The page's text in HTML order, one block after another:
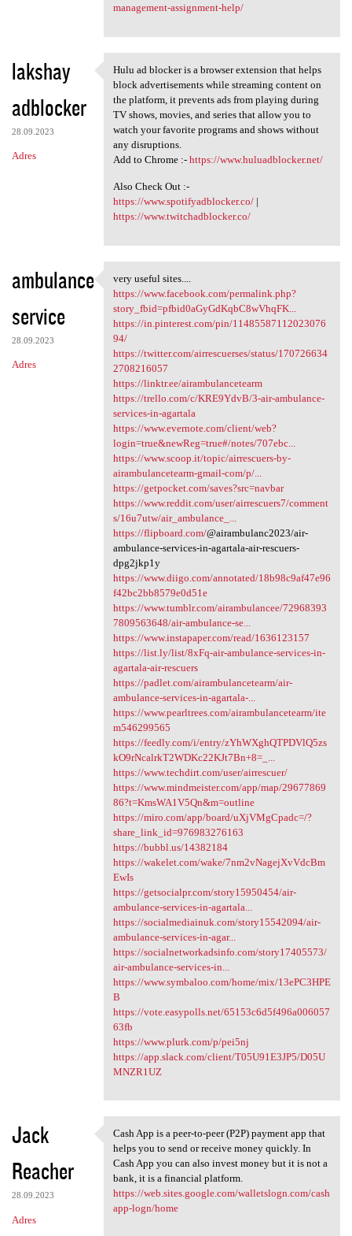
management-assignment-help/
lakshay
adblocker
28.09.2023
Adres
Hulu ad blocker is a browser
Hulu ad blocker is a browser extension that helps
block advertisements while streaming content on
the platform, it prevents ads from playing during
TV shows, movies, and series that allow you to
watch your favorite programs and shows without
any disruptions.
Add to Chrome :- https://www.huluadblocker.net/
Also Check Out :-
https://www.spotifyadblocker.co/|
https://www.twitchadblocker.co/
ambulance
service
28.09.2023
Adres
very useful sites....
very useful sites....
https://www.facebook.com/permalink.php?
story_fbid=pfbid0aGyGdKqbC8wVhqFK...
https://in.pinterest.com/pin/11485587112023076
94/
https://twitter.com/airrescuerses/status/170726634
2708216057
https://linktr.ee/airambulancetearm
https://trello.com/c/KRE9YdvB/3-air-ambulance-
services-in-agartala
https://www.evernote.com/client/web?
login=true&newReg=true#/notes/707ebc...
https://www.scoop.it/topic/airrescuers-by-
airambulancetearm-gmail-com/p/...
https://getpocket.com/saves?src=navbar
https://www.reddit.com/user/airrescuers7/comment
s/16u7utw/air_ambulance_...
https://flipboard.com/@airambulanc2023/air-
ambulance-services-in-agartala-air-rescuers-
dpg2jkp1y
https://www.diigo.com/annotated/18b98c9af47e96
f42bc2bb8579e0d51e
https://www.tumblr.com/airambulancee/72968393
7809563648/air-ambulance-se...
https://www.instapaper.com/read/1636123157
https://list.ly/list/8xFq-air-ambulance-services-in-
agartala-air-rescuers
https://padlet.com/airambulancetearm/air-
ambulance-services-in-agartala-...
https://www.pearltrees.com/airambulancetearm/ite
m546299565
https://feedly.com/i/entry/zYhWXghQTPDVlQ5zs
kO9rNcalrkT2WDKc22KJt7Bn+8=_...
https://www.techdirt.com/user/airrescuer/
https://www.mindmeister.com/app/map/29677869
86?t=KmsWA1V5Qn&m=outline
https://miro.com/app/board/uXjVMgCpadc=/?
share_link_id=976983276163
https://bubbl.us/14382184
https://wakelet.com/wake/7nm2vNagejXvVdcBm
EwIs
https://getsocialpr.com/story15950454/air-
ambulance-services-in-agartala...
https://socialmediainuk.com/story15542094/air-
ambulance-services-in-agar...
https://socialnetworkadsinfo.com/story17405573/
air-ambulance-services-in...
https://www.symbaloo.com/home/mix/13ePC3HPE
B
https://vote.easypolls.net/65153c6d5f496a006057
63fb
https://www.plurk.com/p/pei5nj
https://app.slack.com/client/T05U91E3JP5/D05U
MNZR1UZ
Jack
Reacher
28.09.2023
Adres
Cash App is a peer-to-peer
Cash App is a peer-to-peer (P2P) payment app that
helps you to send or receive money quickly. In
Cash App you can also invest money but it is not a
bank, it is a financial platform.
https://web.sites.google.com/walletslogn.com/cash
app-logn/home